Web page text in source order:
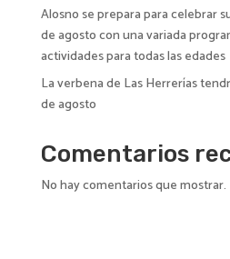
Alosno se prepara para celebrar
de agosto con una variada
actividades para todas las edades
La verbena de Las Herrerías
de agosto
Comentarios
No hay comentarios que mostrar.